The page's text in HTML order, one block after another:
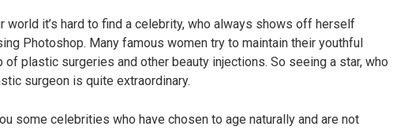
world it’s hard to find a celebrity, who always shows off herself
Photoshop. Many famous women try to maintain their youthful
of plastic surgeries and other beauty injections. So seeing a star, who
surgeon is quite extraordinary.
some celebrities who have chosen to age naturally and are not